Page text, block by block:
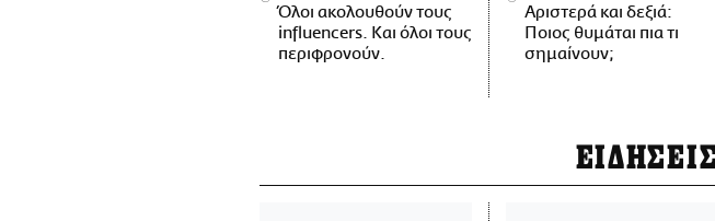
Όλοι ακολουθούν τους
influencers. Και όλοι τους
περιφρονούν.
Αριστερά και δεξιά:
Ποιος θυμάται πια τι
σημαίνουν;
ΕΙΔΗΣΕΙΣ